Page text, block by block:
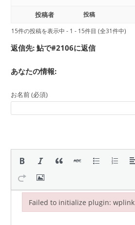
投稿者
投稿
15件の投稿を表示中 - 1 - 15件目 (全31件中)
返信先: 鮎で#2106に返信
あなたの情報:
お名前 (必須)
Failed to initialize plugin: wplink
Failed to initialize plugin: wplink